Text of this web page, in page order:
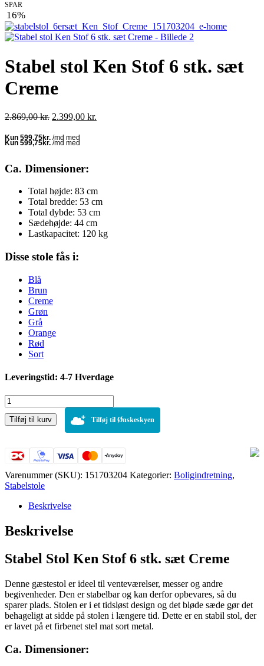
SPAR
16%
Stabel stol Ken Stof 6 stk. sæt
Creme
2.869,00kr. Den
pris
var:
2.399,00 kr.
Ca. Dimensioner:
Total højde: 83 cm
Total bredde: 53 cm
Total dybde: 53 cm
Sædehøjde: 44 cm
Lastkapacitet: 120 kg
Disse stole fås i:
Blå
Brun
Creme
Grøn
Grå
Orange
Rød
Sort
Leveringstid: 4-7 Hverdage
Stabel
stol
Ken
stk.
sæt
Creme
antal
Tilføj til kurv Tilføj til Ønskeskyen
Varenummer (SKU): 151703204 Kategorier: Boligindretning,
Stabelstole
Beskrivelse
Beskrivelse
Stabel Stol Ken Stof 6 stk. sæt Creme
Denne gæstestol er ideel til venteværelser, messer og andre
begivenheder. Den er stabelbar og kan derfor opbevares, så du
sparer plads. Stolen er i et tidsløst design og det bløde sæde gør det
behageligt at sidde på stolen i længere tid. Dette er en stabil stol, der
er lavet på et firbenet stel mat sort metal.
Ca. Dimensioner: